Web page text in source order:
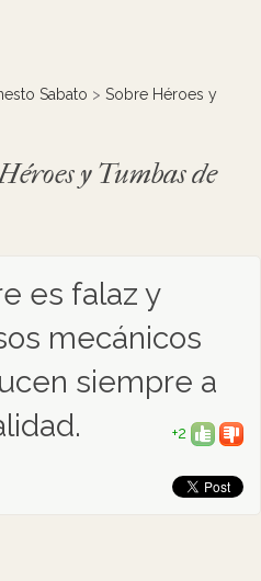
Sabato > Sobre Héroes y
y Tumbas de
es falaz y
mecánicos
siempre a
+2